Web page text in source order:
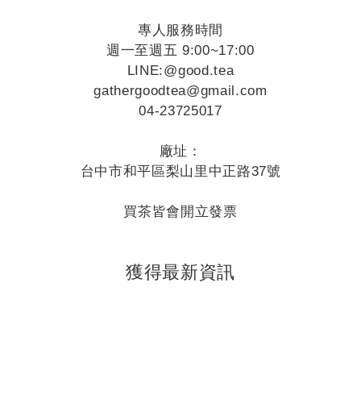
專人服務時間
週一至週五 9:00~17:00
LINE:@good.tea
gathergoodtea@gmail.com
04-23725017
廠址：
台中市和平區梨山里中正路37號
買茶皆會開立發票
獲得最新資訊